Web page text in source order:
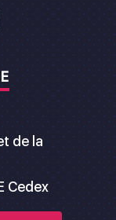
de la
Cedex